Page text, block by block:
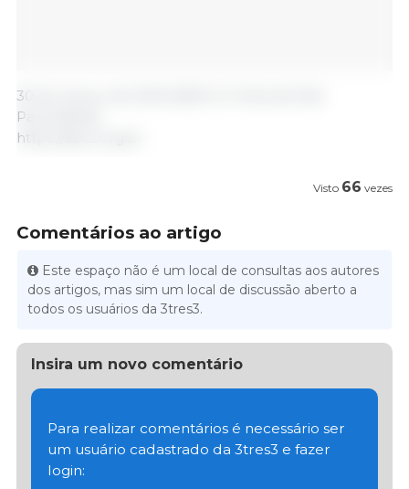
30 de março de 2023 /ABCS e Folha de São
Paulo/Brasil.
https://abcs.org.br
Visto 66 vezes
Comentários ao artigo
Este espaço não é um local de consultas aos autores
dos artigos, mas sim um local de discussão aberto a
todos os usuários da 3tres3.
Insira um novo comentário
Para realizar comentários é necessário ser
um usuário cadastrado da 3tres3 e fazer
login: